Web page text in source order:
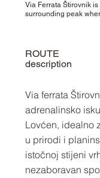
Via Ferrata Štirovnik
surrounding peak
ROUTE
description
Via ferrata
adrenalinsko
Lovćen, idealno
u prirodi i
istočnoj stijeni
nezaboravan